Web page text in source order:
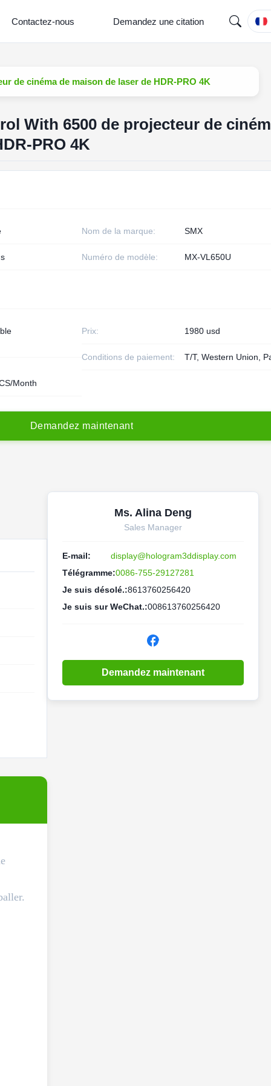
Contactez-nous Demandez une citation
de cinéma de maison de laser de HDR-PRO 4K
With 6500 de projecteur de
PRO 4K
Nom de la marque: SMX
Numéro de modèle: MX-VL650U
Prix: 1980 usd
Conditions de paiement: T/T, Western Union,
Month
Demandez maintenant
Ms. Alina Deng
Sales Manager
E-mail:
display@hologram3ddisplay.com
Télégramme:0086-755-29127281
Je suis désolé.:8613760256420
Je suis sur WeChat.:008613760256420
Demandez maintenant